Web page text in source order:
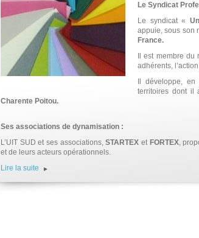
Le Syndicat
Le syndicat «
appuie, sous son
France.
Il est membre
adhérents,
Il développe,
territoires dont il
Charente Poitou.
Ses associations de dynamisation :
L’UIT SUD et ses associations,STARTEX et FORTEX,
et de leurs acteurs opérationnels.
Lire la suite